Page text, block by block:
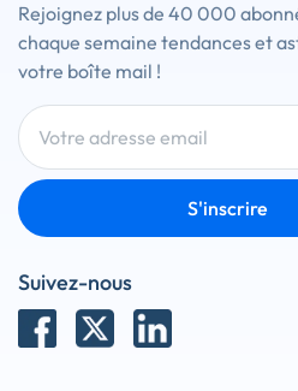
Rejoignez plus de 40 000
chaque semaine tendances et
votre boîte mail !
S'inscrire
Suivez-nous